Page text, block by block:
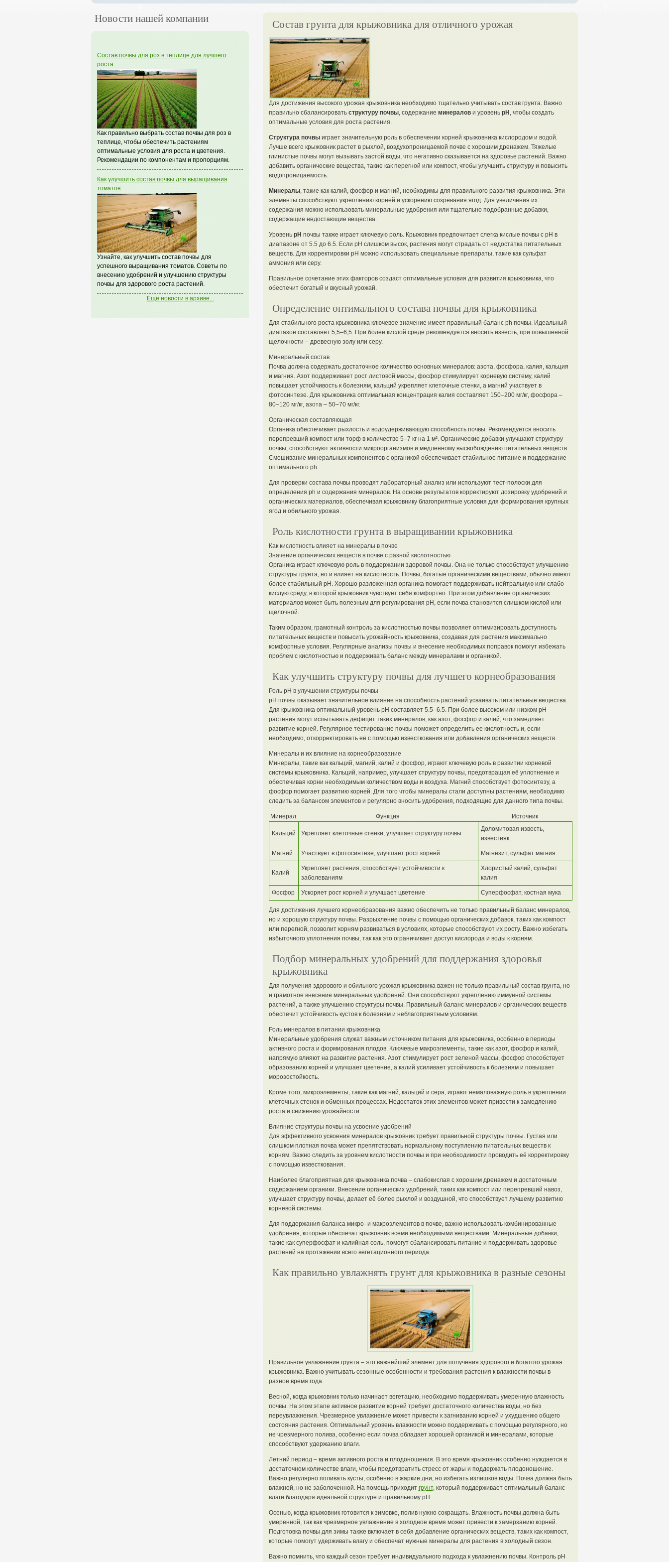
Новости нашей компании
Состав почвы для роз в теплице для лучшего
роста
Как правильно выбрать состав почвы для роз в
теплице, чтобы обеспечить растениям
оптимальные условия для роста и цветения.
Рекомендации по компонентам и пропорциям.
Как улучшить состав почвы для выращивания
томатов
Узнайте, как улучшить состав почвы для
успешного выращивания томатов. Советы по
внесению удобрений и улучшению структуры
почвы для здорового роста растений.
Ещё новости в архиве...
Состав грунта для крыжовника для отличного урожая
Для достижения высокого урожая крыжовника необходимо тщательно учитывать состав грунта. Важно
правильно сбалансировать структуру почвы, содержание минералови уровень pH , чтобы создать
оптимальные условия для роста растения.
Структура почвыиграет значительную роль в обеспечении корней крыжовника кислородом и водой.
Лучше всего крыжовник растет в рыхлой, воздухопроницаемой почве с хорошим дренажем. Тяжелые
глинистые почвы могут вызывать застой воды, что негативно сказывается на здоровье растений. Важно
добавить органические вещества, такие как перегной или компост, чтобы улучшить структуру и повысить
водопроницаемость.
Минералы, такие как калий, фосфор и магний, необходимы для правильного развития крыжовника. Эти
элементы способствуют укреплению корней и ускорению созревания ягод. Для увеличения их
содержания можно использовать минеральные удобрения или тщательно подобранные добавки,
содержащие недостающие вещества.
Уровень pH почвы также играет ключевую роль. Крыжовник предпочитает слегка кислые почвы с pH в
диапазоне от 5.5 до 6.5. Если pH слишком высок, растения могут страдать от недостатка питательных
веществ. Для корректировки pH можно использовать специальные препараты, такие как сульфат
аммония или серу.
Правильное сочетание этих факторов создаст оптимальные условия для развития крыжовника, что
обеспечит богатый и вкусный урожай.
Определение оптимального состава почвы для крыжовника
Для стабильного роста крыжовника ключевое значение имеет правильный баланс ph почвы. Идеальный
диапазон составляет 5,5–6,5. При более кислой среде рекомендуется вносить известь, при повышенной
щелочности – древесную золу или серу.
Минеральный состав
Почва должна содержать достаточное количество основных минералов: азота, фосфора, калия, кальция
и магния. Азот поддерживает рост листовой массы, фосфор стимулирует корневую систему, калий
повышает устойчивость к болезням, кальций укрепляет клеточные стенки, а магний участвует в
фотосинтезе. Для крыжовника оптимальная концентрация калия составляет 150–200 мг/кг, фосфора –
80–120 мг/кг, азота – 50–70 мг/кг.
Органическая составляющая
Органика обеспечивает рыхлость и водоудерживающую способность почвы. Рекомендуется вносить
перепревший компост или торф в количестве 5–7 кг на 1 м². Органические добавки улучшают структуру
почвы, способствуют активности микроорганизмов и медленному высвобождению питательных веществ.
Смешивание минеральных компонентов с органикой обеспечивает стабильное питание и поддержание
оптимального ph.
Для проверки состава почвы проводят лабораторный анализ или используют тест-полоски для
определения ph и содержания минералов. На основе результатов корректируют дозировку удобрений и
органических материалов, обеспечивая крыжовнику благоприятные условия для формирования крупных
ягод и обильного урожая.
Роль кислотности грунта в выращивании крыжовника
Как кислотность влияет на минералы в почве
Значение органических веществ в почве с разной кислотностью
Органика играет ключевую роль в поддержании здоровой почвы. Она не только способствует улучшению
структуры грунта, но и влияет на кислотность. Почвы, богатые органическими веществами, обычно имеют
более стабильный pH. Хорошо разложенная органика помогает поддерживать нейтральную или слабо
кислую среду, в которой крыжовник чувствует себя комфортно. При этом добавление органических
материалов может быть полезным для регулирования pH, если почва становится слишком кислой или
щелочной.
Таким образом, грамотный контроль за кислотностью почвы позволяет оптимизировать доступность
питательных веществ и повысить урожайность крыжовника, создавая для растения максимально
комфортные условия. Регулярные анализы почвы и внесение необходимых поправок помогут избежать
проблем с кислотностью и поддерживать баланс между минералами и органикой.
Как улучшить структуру почвы для лучшего корнеобразования
Роль pH в улучшении структуры почвы
pH почвы оказывает значительное влияние на способность растений усваивать питательные вещества.
Для крыжовника оптимальный уровень pH составляет 5.5–6.5. При более высоком или низком pH
растения могут испытывать дефицит таких минералов, как азот, фосфор и калий, что замедляет
развитие корней. Регулярное тестирование почвы поможет определить ее кислотность и, если
необходимо, откорректировать её с помощью известкования или добавления органических веществ.
Минералы и их влияние на корнеобразование
Минералы, такие как кальций, магний, калий и фосфор, играют ключевую роль в развитии корневой
системы крыжовника. Кальций, например, улучшает структуру почвы, предотвращая её уплотнение и
обеспечивая корни необходимым количеством воды и воздуха. Магний способствует фотосинтезу, а
фосфор помогает развитию корней. Для того чтобы минералы стали доступны растениям, необходимо
следить за балансом элементов и регулярно вносить удобрения, подходящие для данного типа почвы.
Минерал Функция Источник
Кальций Укрепляет клеточные стенки, улучшает структуру почвы
Доломитовая известь,
известняк
Магний Участвует в фотосинтезе, улучшает рост корней Магнезит, сульфат магния
Калий
Укрепляет растения, способствует устойчивости к
заболеваниям
Хлористый калий, сульфат
калия
Фосфор Ускоряет рост корней и улучшает цветение Суперфосфат, костная мука
Для достижения лучшего корнеобразования важно обеспечить не только правильный баланс минералов,
но и хорошую структуру почвы. Разрыхление почвы с помощью органических добавок, таких как компост
или перегной, позволит корням развиваться в условиях, которые способствуют их росту. Важно избегать
избыточного уплотнения почвы, так как это ограничивает доступ кислорода и воды к корням.
Подбор минеральных удобрений для поддержания здоровья
крыжовника
Для получения здорового и обильного урожая крыжовника важен не только правильный состав грунта, но
и грамотное внесение минеральных удобрений. Они способствуют укреплению иммунной системы
растений, а также улучшению структуры почвы. Правильный баланс минералов и органических веществ
обеспечит устойчивость кустов к болезням и неблагоприятным условиям.
Роль минералов в питании крыжовника
Минеральные удобрения служат важным источником питания для крыжовника, особенно в периоды
активного роста и формирования плодов. Ключевые макроэлементы, такие как азот, фосфор и калий,
напрямую влияют на развитие растения. Азот стимулирует рост зеленой массы, фосфор способствует
образованию корней и улучшает цветение, а калий усиливает устойчивость к болезням и повышает
морозостойкость.
Кроме того, микроэлементы, такие как магний, кальций и сера, играют немаловажную роль в укреплении
клеточных стенок и обменных процессах. Недостаток этих элементов может привести к замедлению
роста и снижению урожайности.
Влияние структуры почвы на усвоение удобрений
Для эффективного усвоения минералов крыжовник требует правильной структуры почвы. Густая или
слишком плотная почва может препятствовать нормальному поступлению питательных веществ к
корням. Важно следить за уровнем кислотности почвы и при необходимости проводить её корректировку
с помощью известкования.
Наиболее благоприятная для крыжовника почва – слабокислая с хорошим дренажем и достаточным
содержанием органики. Внесение органических удобрений, таких как компост или перепревший навоз,
улучшает структуру почвы, делает её более рыхлой и воздушной, что способствует лучшему развитию
корневой системы.
Для поддержания баланса микро- и макроэлементов в почве, важно использовать комбинированные
удобрения, которые обеспечат крыжовник всеми необходимыми веществами. Минеральные добавки,
такие как суперфосфат и калийная соль, помогут сбалансировать питание и поддерживать здоровье
растений на протяжении всего вегетационного периода.
Как правильно увлажнять грунт для крыжовника в разные сезоны
Правильное увлажнение грунта – это важнейший элемент для получения здорового и богатого урожая
крыжовника. Важно учитывать сезонные особенности и требования растения к влажности почвы в
разное время года.
Весной, когда крыжовник только начинает вегетацию, необходимо поддерживать умеренную влажность
почвы. На этом этапе активное развитие корней требует достаточного количества воды, но без
переувлажнения. Чрезмерное увлажнение может привести к загниванию корней и ухудшению общего
состояния растения. Оптимальный уровень влажности можно поддерживать с помощью регулярного, но
не чрезмерного полива, особенно если почва обладает хорошей органикой и минералами, которые
способствуют удержанию влаги.
Летний период – время активного роста и плодоношения. В это время крыжовник особенно нуждается в
достаточном количестве влаги, чтобы предотвратить стресс от жары и поддержать плодоношение.
Важно регулярно поливать кусты, особенно в жаркие дни, но избегать излишков воды. Почва должна быть
влажной, но не заболоченной. На помощь приходит грунт, который поддерживает оптимальный баланс
влаги благодаря идеальной структуре и правильному pH.
Осенью, когда крыжовник готовится к зимовке, полив нужно сокращать. Влажность почвы должна быть
умеренной, так как чрезмерное увлажнение в холодное время может привести к замерзанию корней.
Подготовка почвы для зимы также включает в себя добавление органических веществ, таких как компост,
которые помогут удерживать влагу и обеспечат нужные минералы для растения в холодный сезон.
Важно помнить, что каждый сезон требует индивидуального подхода к увлажнению почвы. Контроль pH